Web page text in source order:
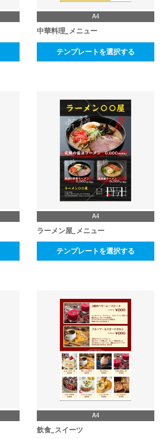
A4
中華料理_メニュー
テンプレートを選択する
A4
ラーメン屋_メニュー
テンプレートを選択する
A4
飲食_スイーツ